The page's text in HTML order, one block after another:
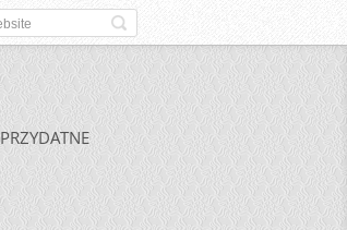
PRZYDATNE